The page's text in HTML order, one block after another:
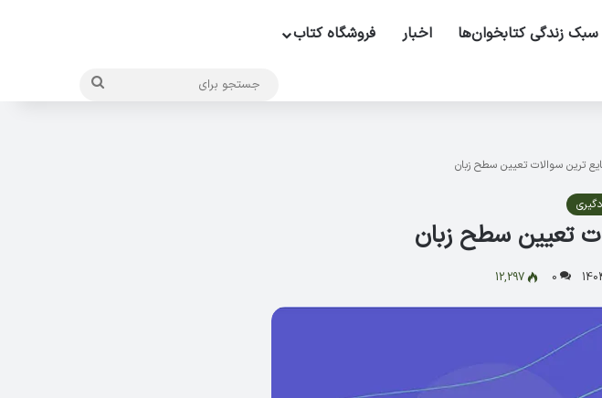
سبک زندگی کتابخوان‌ها اخبار فروشگاه کتاب
جستجو
ترین سوالات تعیین سطح زبان
تعیین سطح زبان
0
12,297